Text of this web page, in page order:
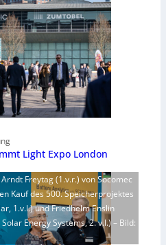
Light Expo London
Freytag (1.v.r.) von Socomec
Kauf des 500. Speicherprojektes
1.v.l.) und Friedhelm Enslin
Energy Systems, 2. v.l.) – Bild: